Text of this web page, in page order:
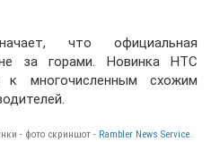
что официальная
за горами. Новинка HTC
к многочисленным схожим
- фото скриншот - Rambler News Service.